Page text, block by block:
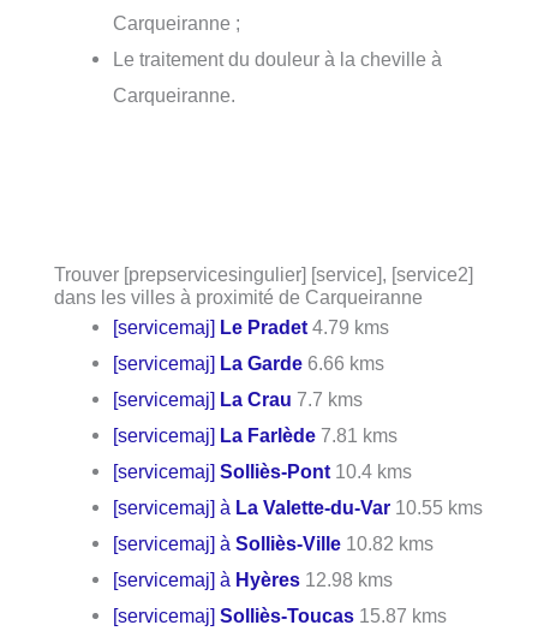
Carqueiranne ;
Le traitement du douleur à la cheville à
Carqueiranne.
Trouver [prepservicesingulier] [service], [service2]
dans les villes à proximité de Carqueiranne
[servicemaj] Le Pradet 4.79 kms
[servicemaj] La Garde 6.66 kms
[servicemaj] La Crau 7.7 kms
[servicemaj] La Farlède 7.81 kms
[servicemaj]Solliès-Pont 10.4 kms
[servicemaj] à La Valette-du-Var 10.55 kms
[servicemaj] àSolliès-Ville 10.82 kms
[servicemaj] à Hyères 12.98 kms
[servicemaj]Solliès-Toucas 15.87 kms